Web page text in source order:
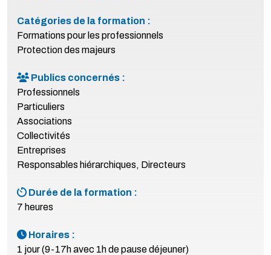
Catégories de la formation :
Formations pour les professionnels
Protection des majeurs
Publics concernés :
Professionnels
Particuliers
Associations
Collectivités
Entreprises
Responsables hiérarchiques, Directeurs
Durée de la formation :
7 heures
Horaires :
1 jour (9-17h avec 1h de pause déjeuner)